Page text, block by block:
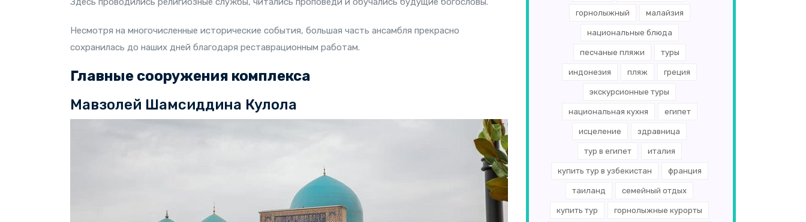
Несмотря на многочисленные исторические события, большая часть ансамбля прекрасно
сохранилась до наших дней благодаря реставрационным работам.
Главные сооружения комплекса
Мавзолей Шамсиддина Кулола
горнолыжный малайзия
национальные блюда
песчаные пляжи туры
индонезия пляж греция
экскурсионные туры
национальная кухня египет
исцеление здравница
тур в египет италия
купить тур в узбекистан франция
таиланд семейный отдых
купить тур горнолыжные курорты